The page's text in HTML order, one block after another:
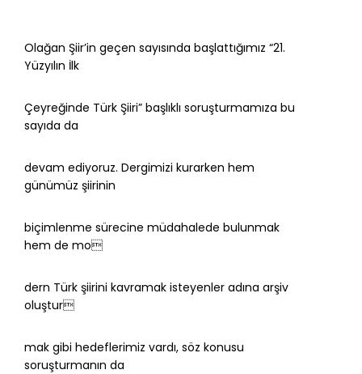
Olağan Şiir’in geçen sayısında başlattığımız “21.
Yüzyılın İlk
Çeyreğinde Türk Şiiri” başlıklı soruşturmamıza bu
sayıda da
devam ediyoruz. Dergimizi kurarken hem
günümüz şiirinin
biçimlenme sürecine müdahalede bulunmak
hem de mo
dern Türk şiirini kavramak isteyenler adına arşiv
oluştur
mak gibi hedeflerimiz vardı, söz konusu
soruşturmanın da